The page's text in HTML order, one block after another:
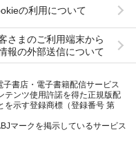
の利用について
さまのご利用端末から
報の外部送信について
子書店・電子書籍配信サービス
テンツ使用許諾を得た正規版配
を示す登録商標（登録番号 第
マークを掲示しているサービス